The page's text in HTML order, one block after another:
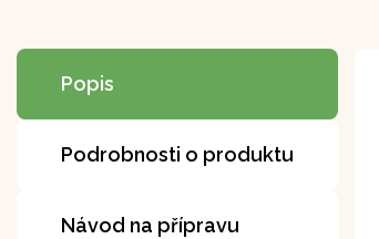
Popis
Podrobnosti o produktu
Návod na přípravu